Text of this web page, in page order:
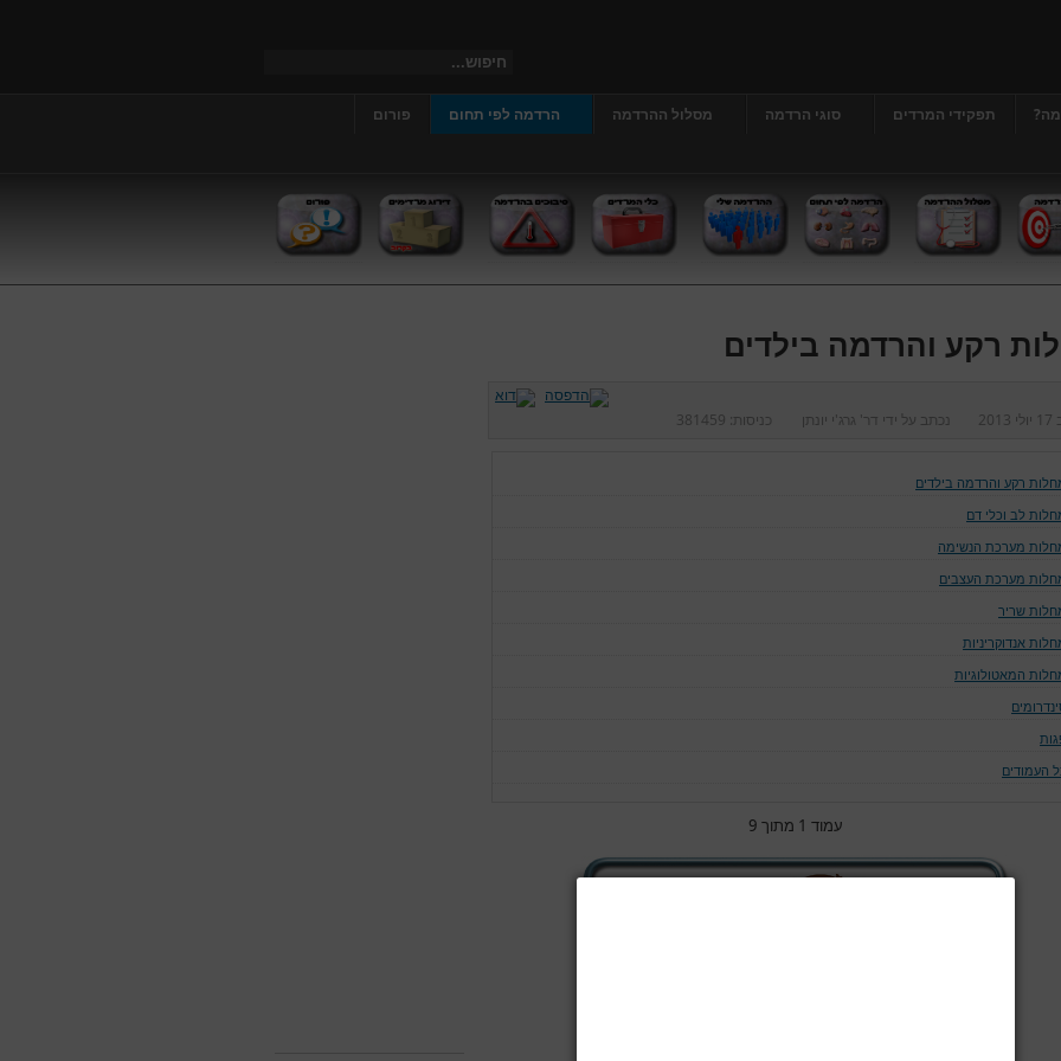
תפקידי המרדים סוגי הרדמה מסלול ההרדמה הרדמה לפי תחום
פורום
רקע והרדמה בילדים
17 יולי 2013 נכתב על ידי דר' גרג'י יונתן כניסות: 381459
רקע והרדמה בילדים
לב וכלי דם
מערכת הנשימה
מערכת העצבים
שריר
אנדוקריניות
המאטולוגיות
העמודים
עמוד 1 מתוך 9